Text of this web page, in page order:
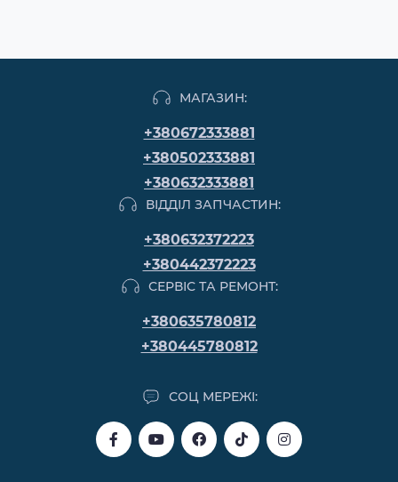
МАГАЗИН:
+380672333881
+380502333881
+380632333881
ВІДДІЛ ЗАПЧАСТИН:
+380632372223
+380442372223
СЕРВІС ТА РЕМОНТ:
+380635780812
+380445780812
СОЦ МЕРЕЖІ: